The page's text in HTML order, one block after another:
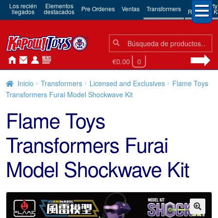
Los recién
llegados
Elementos
destacados Pre Ordenes Ventas Transformers 3rd Party
Robots &
Búsqueda:
Búsqueda
€0.00 0
Inicio Transformers Licensed and Exclusives
Flame Toys
Transformers Furai Model Shockwave Kit
Flame Toys
Transformers Furai
Model Shockwave Kit